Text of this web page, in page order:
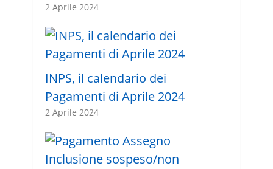
2 Aprile 2024
INPS, il calendario dei
Pagamenti di Aprile 2024
2 Aprile 2024